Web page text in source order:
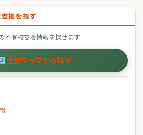
援を探す
不登校支援情報を探せます
全国マップから探す